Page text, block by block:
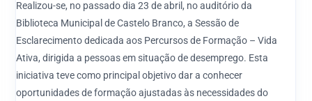
Realizou-se, no passado dia 23 de abril, no auditório da
Biblioteca Municipal de Castelo Branco, a Sessão de
Esclarecimento dedicada aos Percursos de Formação – Vida
Ativa, dirigida a pessoas em situação de desemprego. Esta
iniciativa teve como principal objetivo dar a conhecer
oportunidades de formação ajustadas às necessidades do